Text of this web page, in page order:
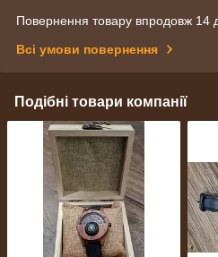
Повернення товару впродовж 14
Всі умови повернення
Подібні товари компанії